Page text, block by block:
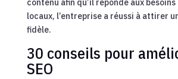
contenu afin qu’il réponde aux
locaux, l’entreprise a réussi à attirer
fidèle.
30 conseils pour
SEO